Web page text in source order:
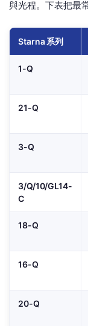
與光程。下表把最
Starna 系列
1-Q
21-Q
3-Q
3/Q/10/GL14-
C
18-Q
16-Q
20-Q